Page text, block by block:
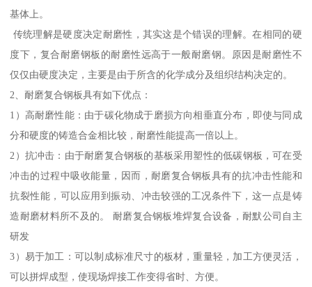
基体上。
传统理解是硬度决定耐磨性，其实这是个错误的理解。在相同的硬
度下，复合耐磨钢板的耐磨性远高于一般耐磨钢。原因是耐磨性不
仅仅由硬度决定，主要是由于所含的化学成分及组织结构决定的。
2、耐磨复合钢板具有如下优点：
1）高耐磨性能：由于碳化物成于磨损方向相垂直分布，即使与同成
分和硬度的铸造合金相比较，耐磨性能提高一倍以上。
2）抗冲击：由于耐磨复合钢板的基板采用塑性的低碳钢板，可在受
冲击的过程中吸收能量，因而，耐磨复合钢板具有的抗冲击性能和
抗裂性能，可以应用到振动、冲击较强的工况条件下，这一点是铸
造耐磨材料所不及的。 耐磨复合钢板堆焊复合设备，耐默公司自主
研发
3）易于加工：可以制成标准尺寸的板材，重量轻，加工方便灵活，
可以拼焊成型，使现场焊接工作变得省时、方便。